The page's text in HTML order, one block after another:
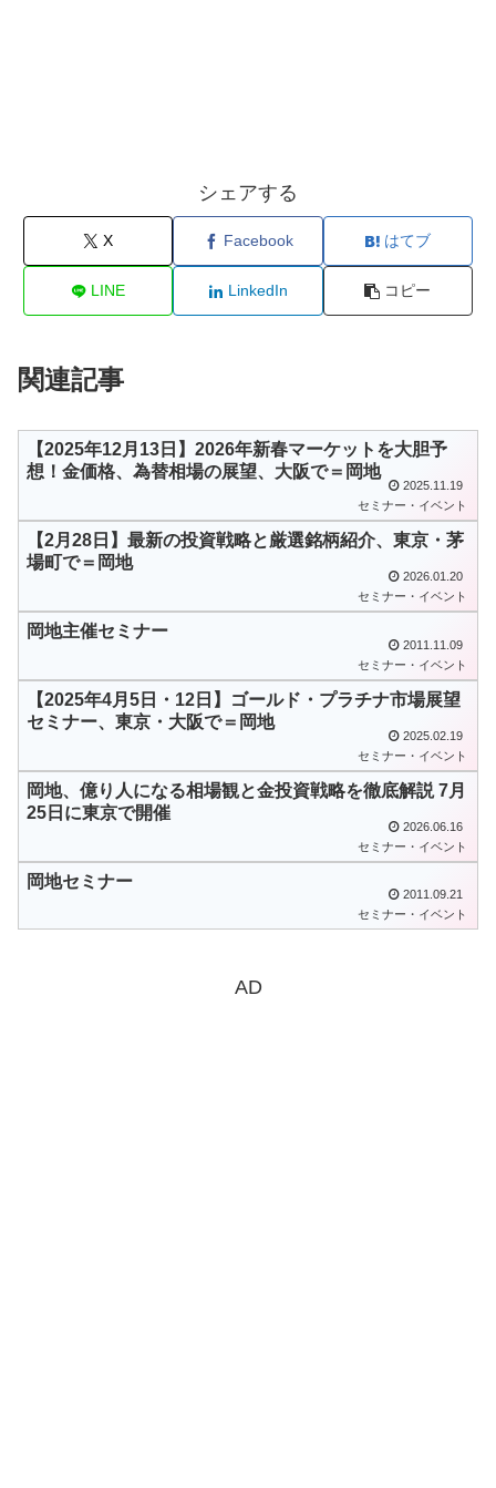
シェアする
X Facebook はてブ
LINE LinkedIn コピー
関連記事
【2025年12月13日】2026年新春マーケットを大胆予
想！金価格、為替相場の展望、大阪で＝岡地
2025.11.19
セミナー・イベント
【2月28日】最新の投資戦略と厳選銘柄紹介、東京・茅
場町で＝岡地
2026.01.20
セミナー・イベント
岡地主催セミナー
2011.11.09
セミナー・イベント
【2025年4月5日・12日】ゴールド・プラチナ市場展望
セミナー、東京・大阪で＝岡地
2025.02.19
セミナー・イベント
岡地、億り人になる相場観と金投資戦略を徹底解説 7月
25日に東京で開催
2026.06.16
セミナー・イベント
岡地セミナー
2011.09.21
セミナー・イベント
AD